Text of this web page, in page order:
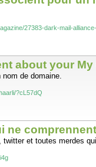
27383-dark-mail-
about your
de domaine.
?cL57dQ
et toutes merdes